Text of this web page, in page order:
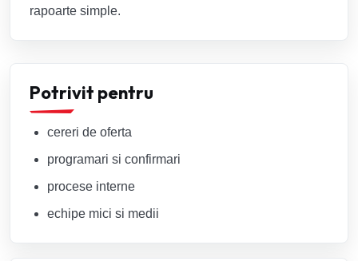
rapoarte simple.
Potrivit pentru
cereri de oferta
programari si confirmari
procese interne
echipe mici si medii